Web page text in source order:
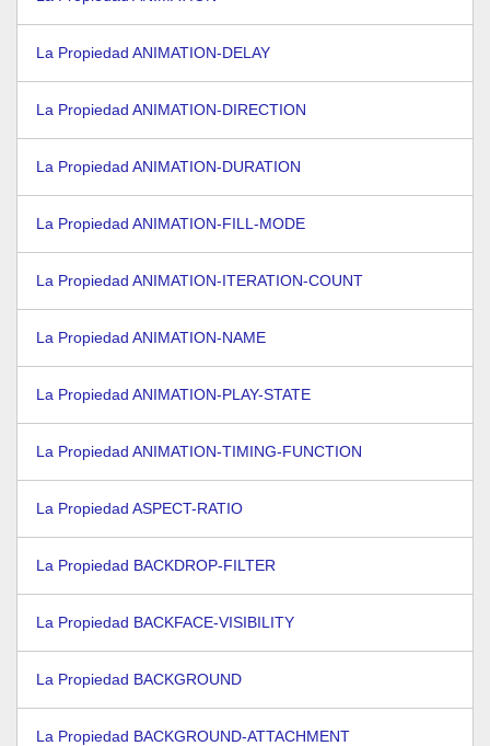
La Propiedad ANIMATION-DELAY
La Propiedad ANIMATION-DIRECTION
La Propiedad ANIMATION-DURATION
La Propiedad ANIMATION-FILL-MODE
La Propiedad ANIMATION-ITERATION-COUNT
La Propiedad ANIMATION-NAME
La Propiedad ANIMATION-PLAY-STATE
La Propiedad ANIMATION-TIMING-FUNCTION
La Propiedad ASPECT-RATIO
La Propiedad BACKDROP-FILTER
La Propiedad BACKFACE-VISIBILITY
La Propiedad BACKGROUND
La Propiedad BACKGROUND-ATTACHMENT